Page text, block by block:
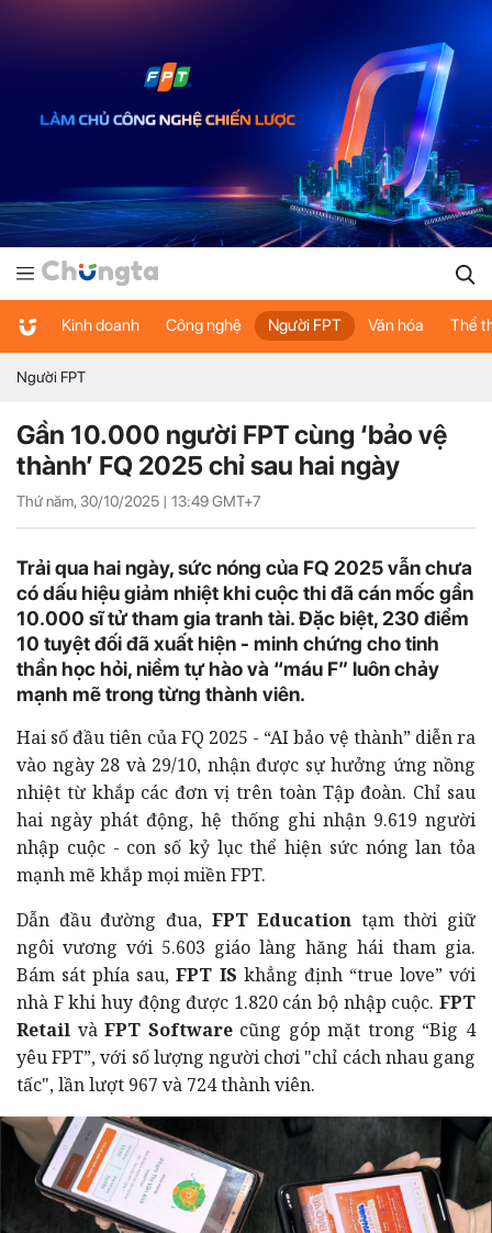
Kinh doanh Công nghệ Người FPT Văn hóa Thể
Người FPT
Gần 10.000 người FPT cùng ‘bảo vệ
thành’ FQ 2025 chỉ sau hai ngày
Thứ năm, 30/10/2025 | 13:49GMT+7
Trải qua hai ngày, sức nóng của FQ 2025 vẫn chưa
có dấu hiệu giảm nhiệt khi cuộc thi đã cán mốc gần
10.000 sĩ tử tham gia tranh tài. Đặc biệt, 230 điểm
10 tuyệt đối đã xuất hiện - minh chứng cho tinh
thần học hỏi, niềm tự hào và “máu F” luôn chảy
mạnh mẽ trong từng thành viên.
Hai số đầu tiên của FQ 2025 - “AI bảo vệ thành” diễn ra
vào ngày 28 và 29/10, nhận được sự hưởng ứng nồng
nhiệt từ khắp các đơn vị trên toàn Tập đoàn. Chỉ sau
hai ngày phát động, hệ thống ghi nhận 9.619 người
nhập cuộc - con số kỷ lục thể hiện sức nóng lan tỏa
mạnh mẽ khắp mọi miền FPT.
Dẫn đầu đường đua, FPT Education tạm thời giữ
ngôi vương với 5.603 giáo làng hăng hái tham gia.
Bám sát phía sau,FPT IS khẳng định “true love” với
nhà F khi huy động được 1.820 cán bộ nhập cuộc. FPT
Retail vàFPT Softwarecũng góp mặt trong “Big 4
yêu FPT”, với số lượng người chơi "chỉ cách nhau gang
tấc", lần lượt 967 và 724 thành viên.